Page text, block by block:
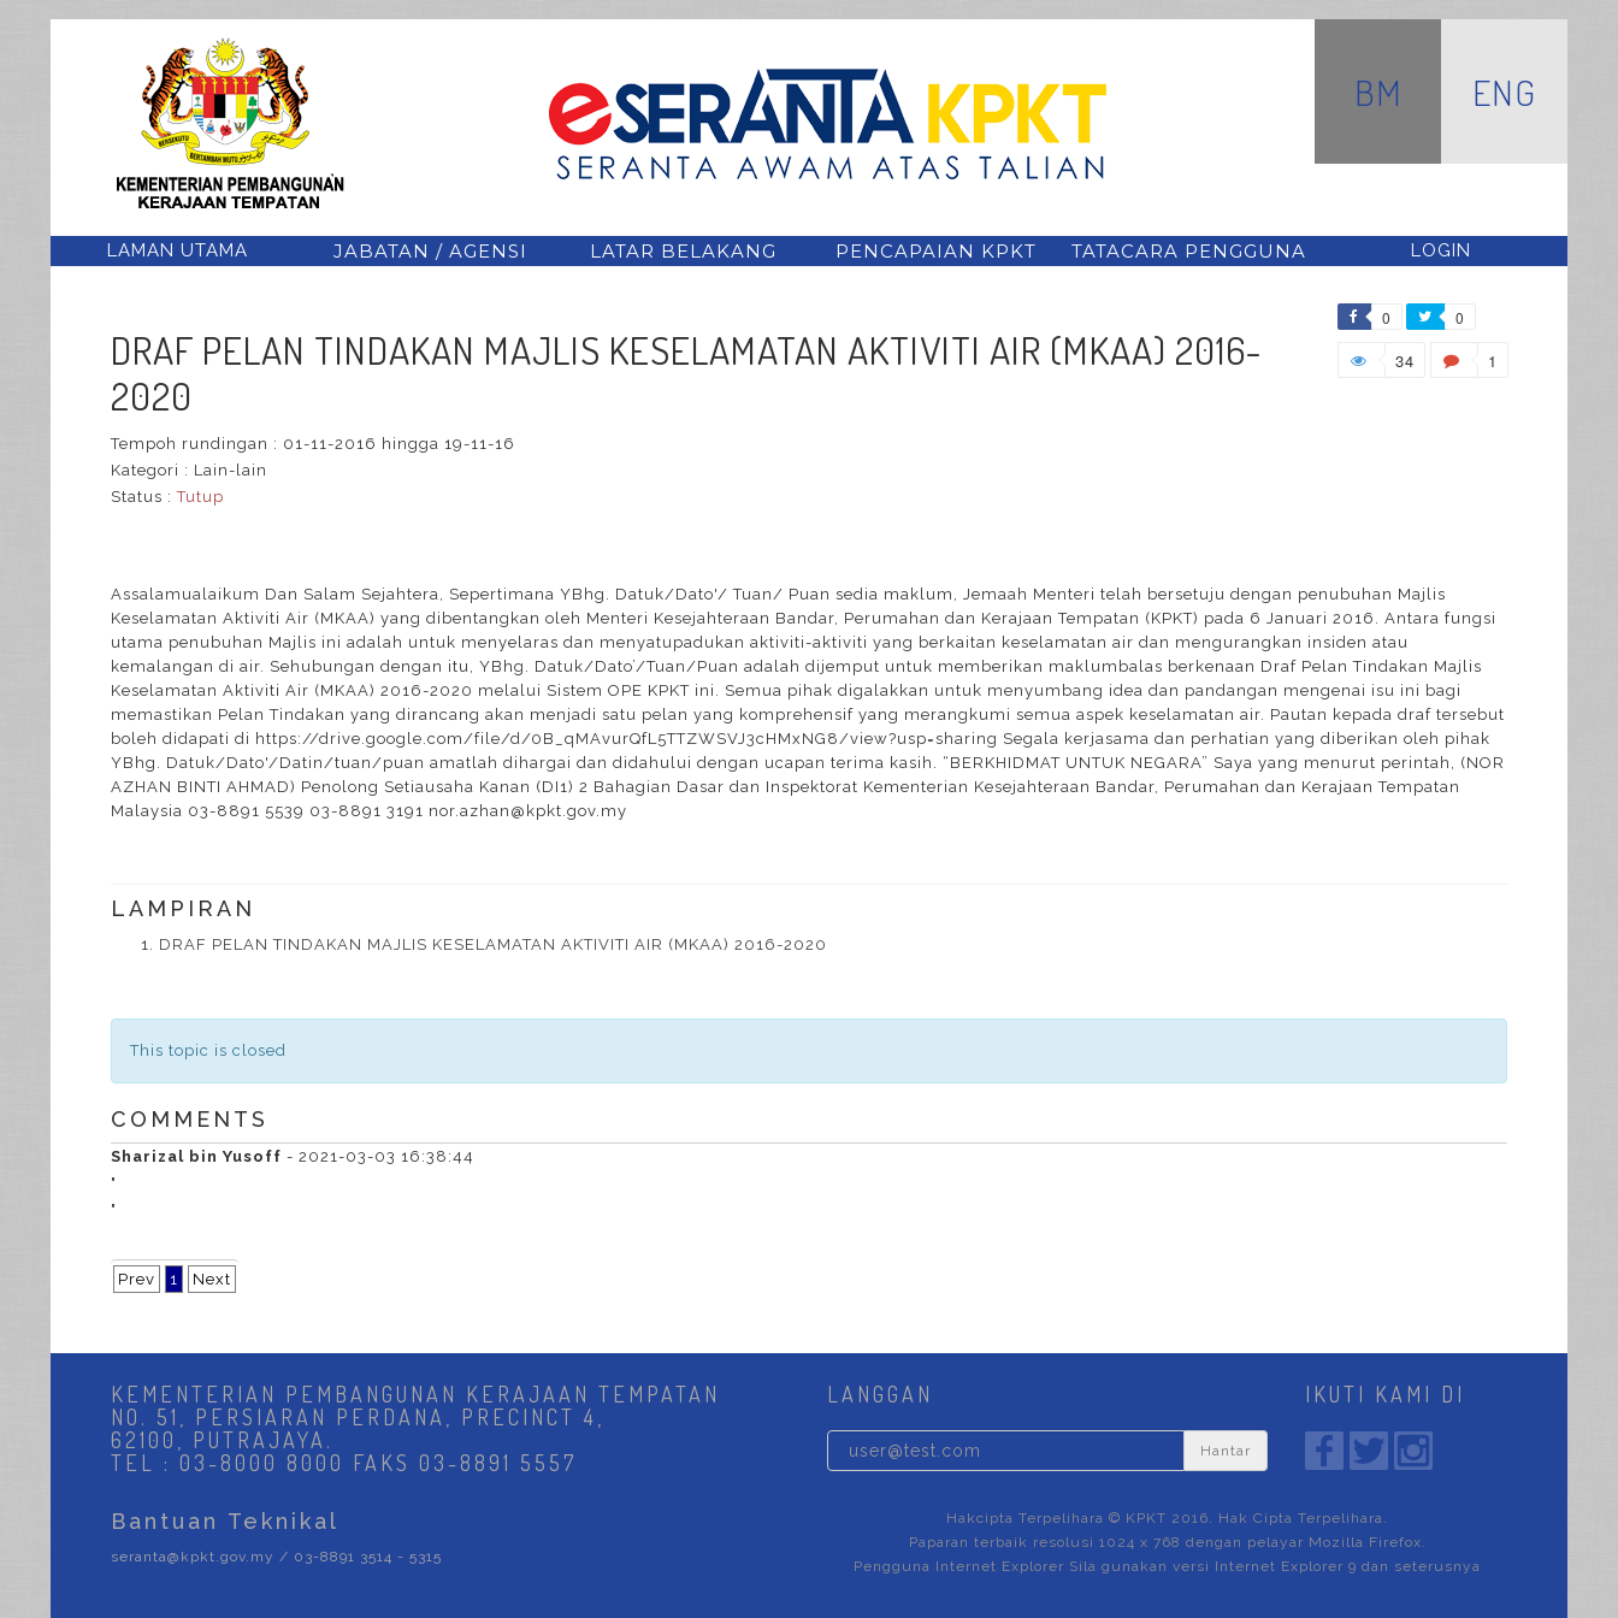
BM ENG
LAMAN UTAMA JABATAN / AGENSI LATAR BELAKANG PENCAPAIAN KPKT TATACARA PENGGUNA LOGIN
DRAF PELAN TINDAKAN MAJLIS KESELAMATAN AKTIVITI AIR (MKAA) 2016-
2020
Tempoh rundingan : 01-11-2016 hingga 19-11-16
Kategori : Lain-lain
Status :Tutup
0 0
34 1
Assalamualaikum Dan Salam Sejahtera, Sepertimana YBhg. Datuk/Dato'/ Tuan/ Puan sedia maklum, Jemaah Menteri telah bersetuju dengan penubuhan Majlis
Keselamatan Aktiviti Air (MKAA) yang dibentangkan oleh Menteri Kesejahteraan Bandar, Perumahan dan Kerajaan Tempatan (KPKT) pada 6 Januari 2016. Antara fungsi
utama penubuhan Majlis ini adalah untuk menyelaras dan menyatupadukan aktiviti-aktiviti yang berkaitan keselamatan air dan mengurangkan insiden atau
kemalangan di air. Sehubungan dengan itu, YBhg. Datuk/Dato’/Tuan/Puan adalah dijemput untuk memberikan maklumbalas berkenaan Draf Pelan Tindakan Majlis
Keselamatan Aktiviti Air (MKAA) 2016-2020 melalui Sistem OPE KPKT ini. Semua pihak digalakkan untuk menyumbang idea dan pandangan mengenai isu ini bagi
memastikan Pelan Tindakan yang dirancang akan menjadi satu pelan yang komprehensif yang merangkumi semua aspek keselamatan air. Pautan kepada draf tersebut
boleh didapati di https://drive.google.com/file/d/0B_qMAvurQfL5TTZWSVJ3cHMxNG8/view?usp=sharing Segala kerjasama dan perhatian yang diberikan oleh pihak
YBhg. Datuk/Dato'/Datin/tuan/puan amatlah dihargai dan didahului dengan ucapan terima kasih. “BERKHIDMAT UNTUK NEGARA” Saya yang menurut perintah, (NOR
AZHAN BINTI AHMAD) Penolong Setiausaha Kanan (DI1) 2 Bahagian Dasar dan Inspektorat Kementerian Kesejahteraan Bandar, Perumahan dan Kerajaan Tempatan
Malaysia 03-8891 5539 03-8891 3191 nor.azhan@kpkt.gov.my
LAMPIRAN
DRAF PELAN TINDAKAN MAJLIS KESELAMATAN AKTIVITI AIR (MKAA) 2016-2020
This topic is closed
COMMENTS
Sharizal bin Yusoff - 2021-03-03 16:38:44
"
"
Prev 1 Next
KEMENTERIAN PEMBANGUNAN KERAJAAN TEMPATAN
NO. 51, PERSIARAN PERDANA, PRECINCT 4,
62100, PUTRAJAYA.
TEL : 03-8000 8000 FAKS 03-8891 5557
Bantuan Teknikal
seranta@kpkt.gov.my / 03-8891 3514 - 5315
LANGGAN
Hantar
IKUTI KAMI DI
Hakcipta Terpelihara © KPKT 2016. Hak Cipta Terpelihara.
Paparan terbaik resolusi 1024 x 768 dengan pelayar Mozilla Firefox.
Pengguna Internet Explorer Sila gunakan versi Internet Explorer 9 dan seterusnya